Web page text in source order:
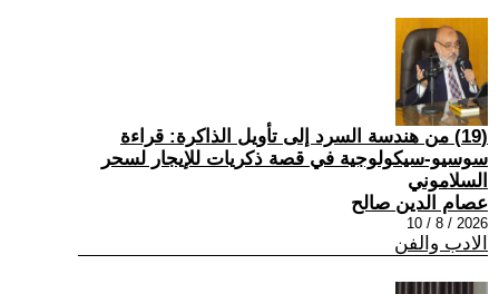
(19) من هندسة السرد إلى تأويل الذاكرة: قراءة
سوسيو-سيكولوجية في قصة ذكريات للإيجار لسحر
السلاموني
عصام الدين صالح
2026 / 8 / 10
الادب والفن